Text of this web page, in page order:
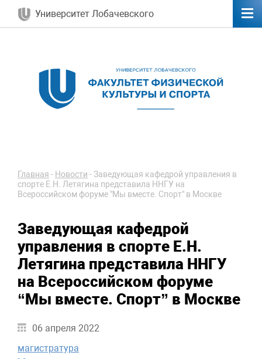
Университет Лобачевского
Главная - Новости -Заведующая кафедрой управления в
спорте Е.Н. Летягина представила ННГУ на
Всероссийском форуме "Мы вместе. Спорт" в Москве
Заведующая кафедрой
управления в спорте Е.Н.
Летягина представила ННГУ
на Всероссийском форуме
“Мы вместе. Спорт” в Москве
06 апреля 2022
магистратура